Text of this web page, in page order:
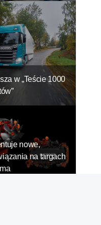
w „Teście 1000
nowe,
na targach